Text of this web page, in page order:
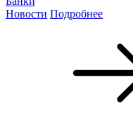
Новости Подробнее